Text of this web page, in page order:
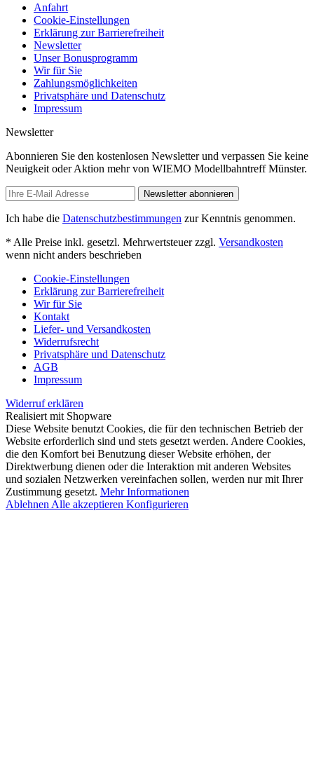
Anfahrt
Cookie-Einstellungen
Erklärung zur Barrierefreiheit
Newsletter
Unser Bonusprogramm
Wir für Sie
Zahlungsmöglichkeiten
Privatsphäre und Datenschutz
Impressum
Newsletter
Abonnieren Sie den kostenlosen Newsletter und verpassen Sie keine
Neuigkeit oder Aktion mehr von WIEMO Modellbahntreff Münster.
Newsletter abonnieren
Ich habe die Datenschutzbestimmungen zur Kenntnis genommen.
* Alle Preise inkl. gesetzl. Mehrwertsteuer zzgl. Versandkosten
wenn nicht anders beschrieben
Cookie-Einstellungen
Erklärung zur Barrierefreiheit
Wir für Sie
Kontakt
Liefer- und Versandkosten
Widerrufsrecht
Privatsphäre und Datenschutz
AGB
Impressum
Widerruf erklären
Realisiert mit Shopware
Diese Website benutzt Cookies, die für den technischen Betrieb der
Website erforderlich sind und stets gesetzt werden. Andere Cookies,
die den Komfort bei Benutzung dieser Website erhöhen, der
Direktwerbung dienen oder die Interaktion mit anderen Websites
und sozialen Netzwerken vereinfachen sollen, werden nur mit Ihrer
Zustimmung gesetzt. Mehr Informationen
Ablehnen Alle akzeptieren Konfigurieren